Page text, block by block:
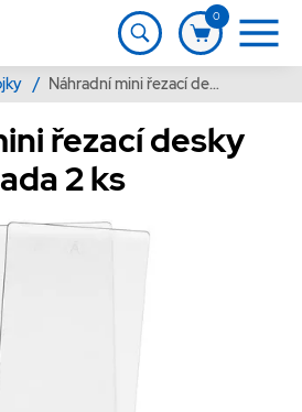
0
/ Náhradní mini řezací desky dpCraft - sada 2 ks
řezací desky
2 ks